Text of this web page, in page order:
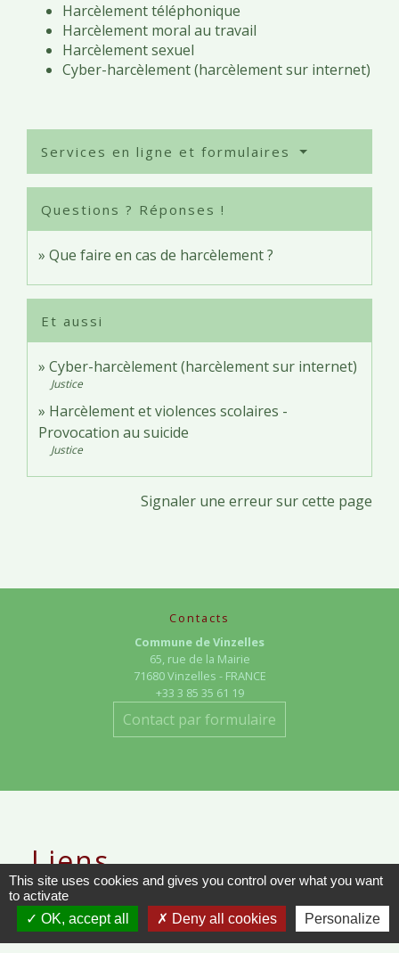
Harcèlement téléphonique
Harcèlement moral au travail
Harcèlement sexuel
Cyber-harcèlement (harcèlement sur internet)
Services en ligne et formulaires
Questions ? Réponses !
Que faire en cas de harcèlement ?
Et aussi
Cyber-harcèlement (harcèlement sur internet)
Justice
Harcèlement et violences scolaires -
Provocation au suicide
Justice
Signaler une erreur sur cette page
Contacts
Commune de Vinzelles
65, rue de la Mairie
71680 Vinzelles - FRANCE
+33 3 85 35 61 19
Contact par formulaire
Liens
METEO FRANCE - VINZELLES
JOURNAL DE SAÔNE-ET-LOIRE
This site uses cookies and gives you control over what you want
to activate
OK, accept all
Deny all cookies Personalize